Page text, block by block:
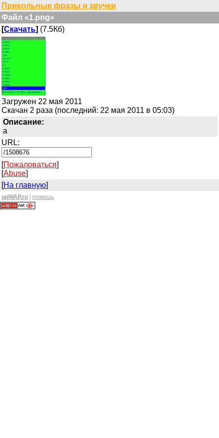
Прикольные фразы и звучки
Файл «1.png»
[Скачать] (7.5Кб)
Загружен 22 мая 2011
Скачан 2 раза (последний: 22 мая 2011 в 05:03)
Описание:
a
URL:
[Пожаловаться]
[Abuse]
[На главную]
upWAP.ru помощь